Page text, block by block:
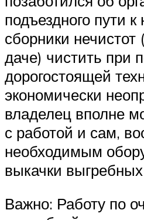
подъездного пути
сборники
даче) чистить при
дорогостоящей
экономически
владелец вполне
с работой и сам,
необходимым
выкачки
Важно: Работу по